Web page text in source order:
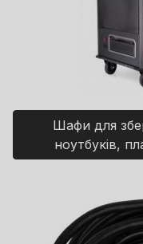
Шафи для
ноутбуків,